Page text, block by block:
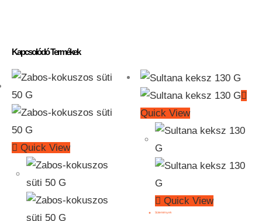
Kapcsolódó Termékek
Quick View
Quick View
Quick View
Sütemények